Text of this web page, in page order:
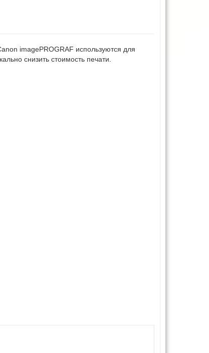
imagePROGRAF используются для
снизить стоимость печати.